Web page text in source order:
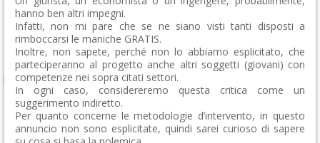
hanno ben altri impegni.
Infatti, non mi pare che se ne siano visti tanti disposti a
rimboccarsi le maniche GRATIS.
Inoltre, non sapete, perché non lo abbiamo esplicitato, che
parteciperanno al progetto anche altri soggetti (giovani) con
competenze nei sopra citati settori.
In ogni caso, considereremo questa critica come un
suggerimento indiretto.
Per quanto concerne le metodologie d’intervento, in questo
annuncio non sono esplicitate, quindi sarei curioso di sapere